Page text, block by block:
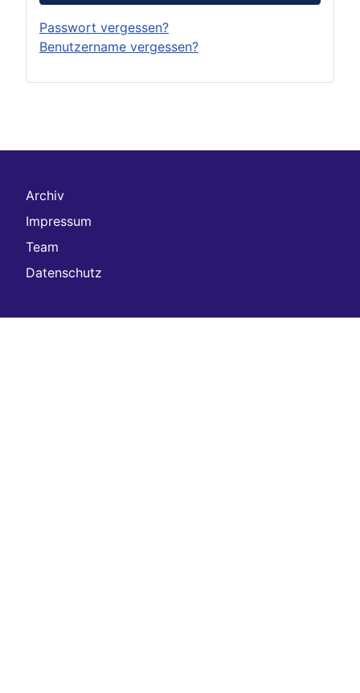
Passwort vergessen?
Benutzername vergessen?
Archiv
Impressum
Team
Datenschutz